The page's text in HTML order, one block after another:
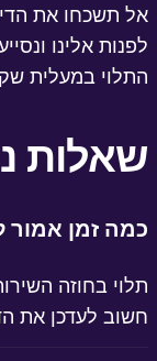
אל תשכחו את
לפנות אלינו
התלוי במעלית
שאלות
כמה זמן אמור
תלוי בחוזה
חשוב לעדכן את